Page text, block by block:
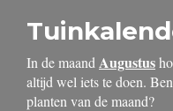
In de maand Augustus
altijd wel iets te doen.
planten van de maand?